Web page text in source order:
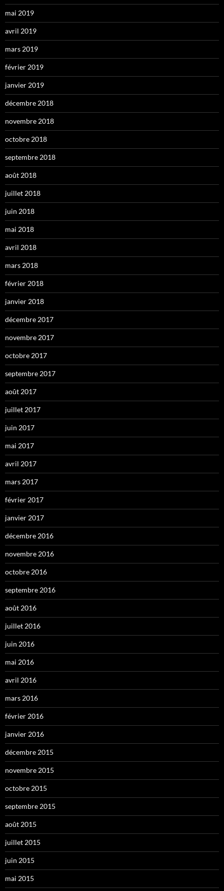
mai 2019
avril 2019
mars 2019
février 2019
janvier 2019
décembre 2018
novembre 2018
octobre 2018
septembre 2018
août 2018
juillet 2018
juin 2018
mai 2018
avril 2018
mars 2018
février 2018
janvier 2018
décembre 2017
novembre 2017
octobre 2017
septembre 2017
août 2017
juillet 2017
juin 2017
mai 2017
avril 2017
mars 2017
février 2017
janvier 2017
décembre 2016
novembre 2016
octobre 2016
septembre 2016
août 2016
juillet 2016
juin 2016
mai 2016
avril 2016
mars 2016
février 2016
janvier 2016
décembre 2015
novembre 2015
octobre 2015
septembre 2015
août 2015
juillet 2015
juin 2015
mai 2015